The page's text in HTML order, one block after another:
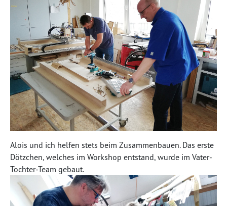
Alois und ich helfen stets beim Zusammenbauen. Das erste
Dötzchen, welches im Workshop entstand, wurde im Vater-
Tochter-Team gebaut.